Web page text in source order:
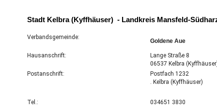
Stadt Kelbra (Kyffhäuser) - Landkreis Mansfeld-
Verbandsgemeinde:
Goldene Aue
Hausanschrift:
Lange Straße 8
06537 Kelbra
Postanschrift:
Postfach 1232
. Kelbra (Kyffhäuser)
Tel.:
034651 3830